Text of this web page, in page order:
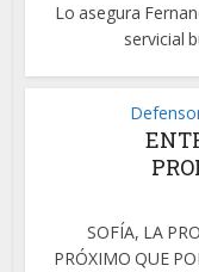
Lo asegura
servicial
SOFÍA, LA
PRÓXIMO QUE